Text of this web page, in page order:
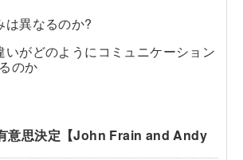
異なるのか?
がどのようにコミュニケーション
のか
思決定【John Frain and Andy